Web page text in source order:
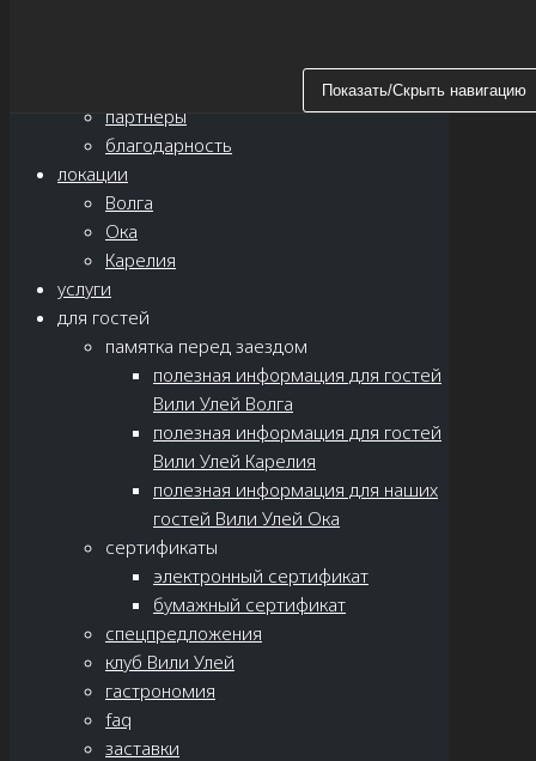
Показать/Скрыть навигацию
партнёры
благодарность
локации
Волга
Ока
Карелия
услуги
для гостей
памятка перед заездом
полезная информация для гостей
Вили Улей Волга
полезная информация для гостей
Вили Улей Карелия
полезная информация для наших
гостей Вили Улей Ока
сертификаты
электронный сертификат
бумажный сертификат
спецпредложения
клуб Вили Улей
гастрономия
faq
заставки